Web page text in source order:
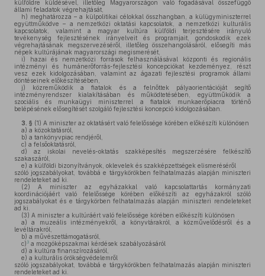
külföldre küldésével, illetőleg Magyarországon való fogadásával összefüggő
állami feladatok végrehajtását,
h) meghatározza – a külpolitikai célokkal összhangban, a külügyminiszterrel
együttműködve – a nemzetközi oktatási kapcsolatok, a nemzetközi kulturális
kapcsolatok, valamint a magyar kultúra külföldi terjesztésére irányuló
tevékenység fejlesztésének irányelveit és programjait, gondoskodik ezek
végrehajtásának megszervezéséről, illetőleg összehangolásáról, elősegíti más
népek kultúrájának magyarországi megismerését,
i) hazai és nemzetközi források felhasználásával központi és regionális
intézményi és humánerőforrás-fejlesztési koncepciókat kezdeményez, részt
vesz ezek kidolgozásában, valamint az ágazati fejlesztési programok állami
döntéseinek előkészítésében,
j) közreműködik a fiatalok és a felnőttek pályaorientációját segítő
intézményrendszer kialakításában és működtetésében, együttműködik a
szociális és munkaügyi miniszterrel a fiatalok munkaerőpiacra történő
belépésének elősegítését szolgáló fejlesztési koncepció kidolgozásában.
3. § (1) A miniszter az oktatásért való felelőssége körében előkészíti különösen
a) a közoktatásról,
b) a tankönyvpiac rendjéről,
c) a felsőoktatásról,
d) az iskolai nevelés-oktatás szakképesítés megszerzésére felkészítő
szakaszáról,
e) a külföldi bizonyítványok, oklevelek és szakképzettségek elismeréséről
szóló jogszabályokat, továbbá e tárgykörökben felhatalmazás alapján miniszteri
rendeleteket ad ki.
(2) A miniszter az egyházakkal való kapcsolattartás kormányzati
koordinációjáért való felelőssége körében előkészíti az egyházakról szóló
jogszabályokat és e tárgykörben felhatalmazás alapján miniszteri rendeleteket
ad ki.
(3) A miniszter a kultúráért való felelőssége körében előkészíti különösen
a) a muzeális intézményekről, a könyvtárakról, a közművelődésről és a
levéltárakról,
b) a művészettámogatásról,
c) 3 a mozgóképszakmai kérdések szabályozásáról
d) a kultúra finanszírozásáról,
e) a kulturális örökségvédelemről
szóló jogszabályokat, továbbá e tárgykörökben felhatalmazás alapján miniszteri
rendeleteket ad ki.